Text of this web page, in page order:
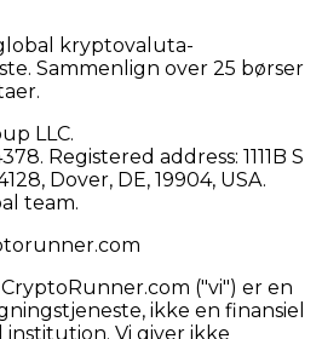
kryptovaluta-
Sammenlign over 25 børser
LLC.
Registered address: 1111B S
Dover, DE, 19904, USA.
team.
CryptoRunner.com ("vi") er en
ikke en finansiel
Vi giver ikke